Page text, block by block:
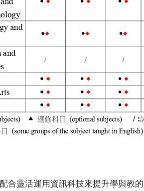
合靈活運用資訊科技來提升學與教